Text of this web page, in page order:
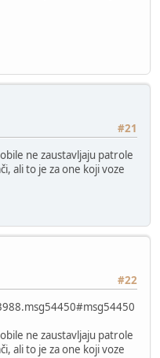
#21
ne zaustavljaju patrole
ali to je za one koji voze
#22
ne zaustavljaju patrole
ali to je za one koji voze